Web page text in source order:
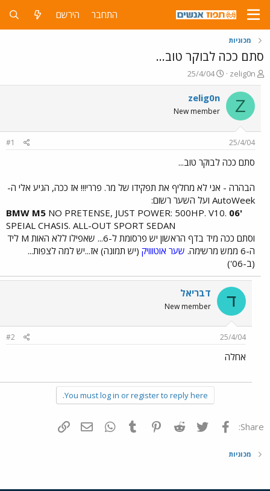
התחבר הירשם
מכוניות
סתם ככה לבוקר טוב...
פ
ו
ת
ח
ה
ש
א
zelig0n
פ
ו
ר
ם
ר
25/4/04
Z
zelig0n
New member
25/4/04
#1
סתם ככה לבוקר טוב...
הבהרה - אני לא מחליף את תפקידו של מר. פררי!!! אז ככה, הגיע אלי ה-
AutoWeek ועל השער רשום:
'06 BMW M5
NO PRETENSE, JUST POWER: 500HP. V10.
SPEIAL CHASIS. ALL-OUT SPORT SEDAN​
וסתם ככה מיד בדף הראשון יש פרסומת ל-6... שאפילו ללא האות M ליד
ה-6 ממש מרשימה.
שער אוטווויק (יש תמונה) אז...יש למה לצפות...
(ב-06')
ד דבריאל
New member
25/4/04
#2
אחלה
You must log in or register to reply here.
Share: פייסבוק Twitter
Reddit
Pinterest
Tumblr
WhatsAppדואר אלקטרוני
מכוניות